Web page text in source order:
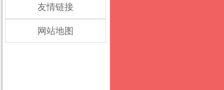
友情链接
网站地图